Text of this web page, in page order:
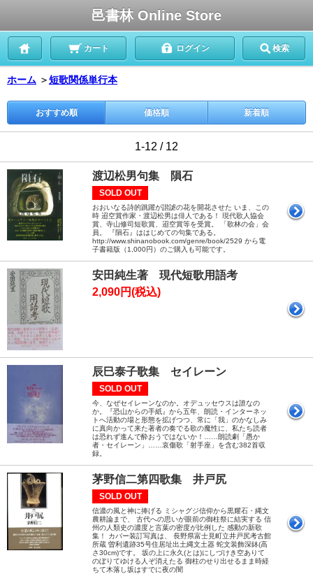
邑書林 Online Store
カート ログイン 検索
ホーム ＞短歌関係単行本
おすすめ順 価格順 新着順
1-12 / 12
渡辺松男句集 隕石
SOLD OUT
おおいなる詩的跳躍が諧謔の花を開花させた いま、この
時 迢空賞作家・渡辺松男は俳人である！ 現代歌人協会
賞、寺山修司短歌賞、迢空賞等を受賞。 「歌林の会」会
員。 『隕石』ははじめての句集である。
http://www.shinanobook.com/genre/book/2529 から電
子書籍版（1,000円）のご購入も可能です。
安田純生著 現代短歌用語考
2,090円(税込)
辰巳泰子歌集 セイレーン
SOLD OUT
今、なぜセイレーンなのか。オデュッセウスは誰なの
か。『恐山からの手紙』から五年、朗読・インターネッ
トへ活動の場と形態を拡げつつ、常に「我」のかなしみ
に真向かって来た著者の奏でる歌の魔性に、私たち読者
は恐れず進んで酔おうではないか！……朗読劇「愚か
者・セイレーン」……哀傷歌「射手座」を含む382首収
録。
茅野信二第四歌集 井戸尻
SOLD OUT
信濃の風と神に捧げる ミシャグジ信仰から黒耀石・縄文
農耕論まで、 古代への思いが眼前の御柱祭に結実する 信
州の人類史の濃度と言葉の密度が比例した 感動の新歌
集！ カバー装訂写真は、 長野県富士見町立井戸尻考古館
所蔵 曽利遺跡35号住居址出土縄文土器 蛇文装飾深鉢(高
さ30cm)です。 坂の上に永久(とは)にしづけき空ありて
のぼりてゆける人ぞ消えたる 御柱のせり出せるまま時経
ちて木落し坂はすでに夜の闇